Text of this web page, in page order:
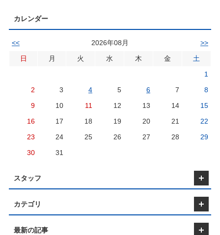
カレンダー
<< 2026年08月
>>
日
月 火 水 木 金
土
1
2
3 4 5 6 7
8
9
10 11 12 13 14
15
16
17 18 19 20 21
22
23
24 25 26 27 28
29
30
31
スタッフ
カテゴリ
最新の記事